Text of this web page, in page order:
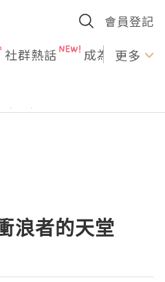
會員登記
社群熱話 成為U更多
浪者的天堂